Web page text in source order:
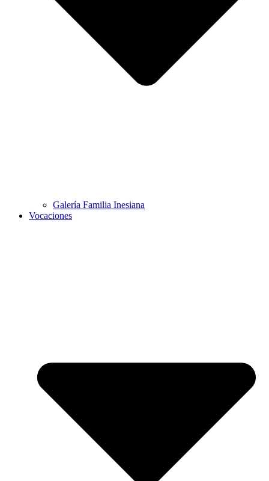
Galería Familia Inesiana
Vocaciones